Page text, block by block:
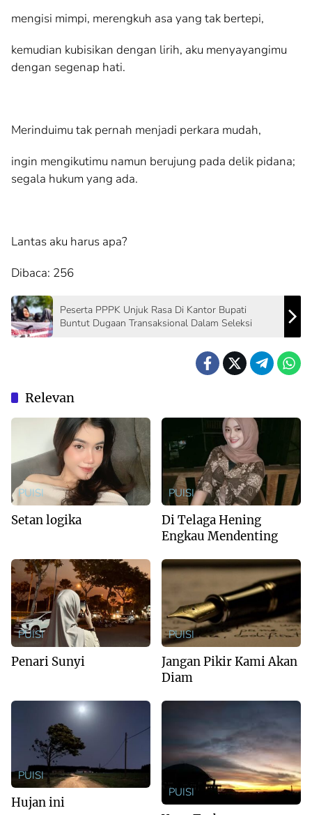
mengisi mimpi, merengkuh asa yang tak bertepi,
kemudian kubisikan dengan lirih, aku menyayangimu
dengan segenap hati.
Merinduimu tak pernah menjadi perkara mudah,
ingin mengikutimu namun berujung pada delik pidana;
segala hukum yang ada.
Lantas aku harus apa?
Dibaca: 256
Peserta PPPK Unjuk Rasa Di Kantor Bupati
Buntut Dugaan Transaksional Dalam Seleksi
Relevan
PUISI
Setan logika
PUISI
Di Telaga Hening
Engkau Mendenting
PUISI
Penari Sunyi
PUISI
Jangan Pikir Kami Akan
Diam
PUISI
Hujan ini
PUISI